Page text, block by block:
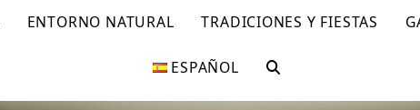
ENTORNO NATURAL TRADICIONES Y FIESTAS
ESPAÑOL